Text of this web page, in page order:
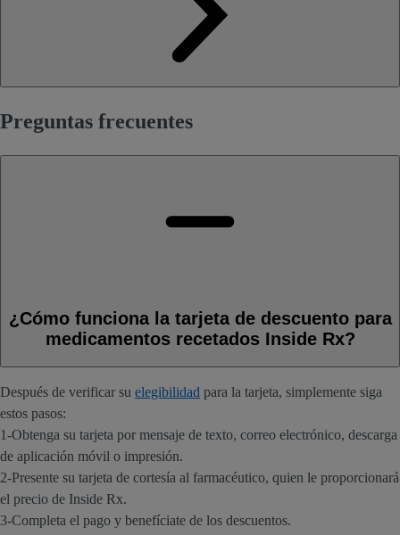
Preguntas frecuentes
¿Cómo funciona la tarjeta de descuento para
medicamentos recetados Inside Rx?
Después de verificar su elegibilidad para la tarjeta, simplemente siga
estos pasos:
1-Obtenga su tarjeta por mensaje de texto, correo electrónico, descarga
de aplicación móvil o impresión.
2-Presente su tarjeta de cortesía al farmacéutico, quien le proporcionará
el precio de Inside Rx.
3-Completa el pago y benefíciate de los descuentos.